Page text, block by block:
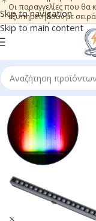
Skip to navigation
Skip to main content
Οι παραγγελίες που θα
εξυπηρετηθούν με
ευχαριστούμε για την